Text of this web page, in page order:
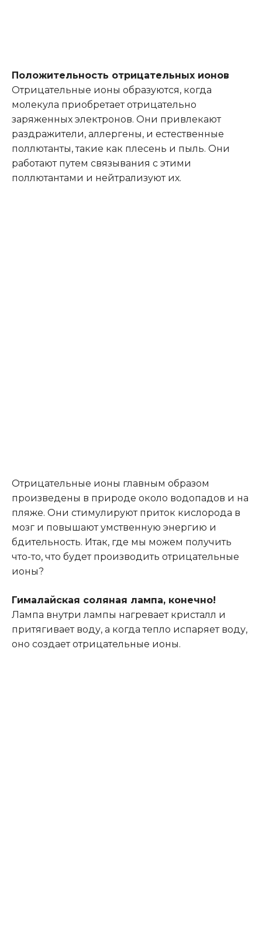
Положительность отрицательных ионов
Отрицательные ионы образуются, когда
молекула приобретает отрицательно
заряженных электронов. Они привлекают
раздражители, аллергены, и естественные
поллютанты, такие как плесень и пыль. Они
работают путем связывания с этими
поллютантами и нейтрализуют их.
Отрицательные ионы главным образом
произведены в природе около водопадов и на
пляже. Они стимулируют приток кислорода в
мозг и повышают умственную энергию и
бдительность. Итак, где мы можем получить
что-то, что будет производить отрицательные
ионы?
Гималайская соляная лампа, конечно!
Лампа внутри лампы нагревает кристалл и
притягивает воду, а когда тепло испаряет воду,
оно создает отрицательные ионы.